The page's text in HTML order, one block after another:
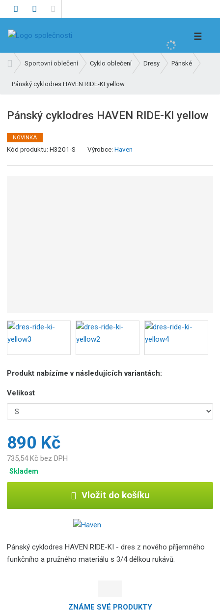
h
☰
v
o
í
t
r
Sportovní oblečení Cyklo oblečení Dresy Pánské
Pánský cyklodres HAVEN RIDE-KI yellow
Pánský cyklodres HAVEN RIDE-KI yellow
NOVINKA
Kód produktu:H3201-S Výrobce:Haven
Produkt nabízíme v následujících variantách:
Velikost
890 Kč
735,54 Kč bez DPH
Skladem
Vložit do košíku
Pánský cyklodres HAVEN RIDE-KI - dres z nového příjemného
funkčního a pružného materiálu s 3/4 délkou rukávů.
ZNÁME SVÉ PRODUKTY